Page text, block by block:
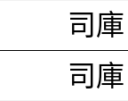
司庫
司庫